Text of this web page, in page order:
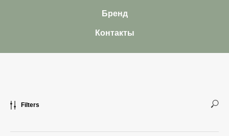
Бренд
Контакты
Filters